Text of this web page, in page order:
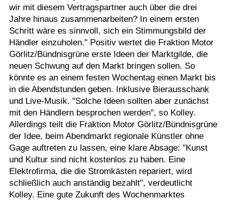
wir mit diesem Vertragspartner auch über die drei
Jahre hinaus zusammenarbeiten? In einem ersten
Schritt wäre es sinnvoll, sich ein Stimmungsbild der
Händler einzuholen." Positiv wertet die Fraktion Motor
Görlitz/Bündnisgrüne erste Ideen der Marktgilde, die
neuen Schwung auf den Markt bringen sollen. So
könnte es an einem festen Wochentag einen Markt bis
in die Abendstunden geben. Inklusive Bierausschank
und Live-Musik. "Solche Ideen sollten aber zunächst
mit den Händlern besprochen werden", so Kolley.
Allerdings teilt die Fraktion Motor Görlitz/Bündnisgrüne
der Idee, beim Abendmarkt regionale Künstler ohne
Gage auftreten zu lassen, eine klare Absage: "Kunst
und Kultur sind nicht kostenlos zu haben. Eine
Elektrofirma, die die Stromkästen repariert, wird
schließlich auch anständig bezahlt", verdeutlicht
Kolley. Eine gute Zukunft des Wochenmarktes